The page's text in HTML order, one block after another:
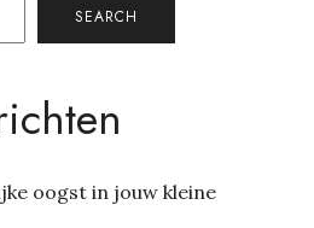
SEARCH
oogst in jouw kleine